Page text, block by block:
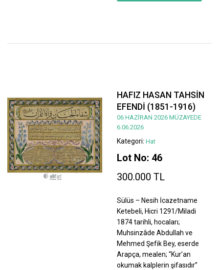
HAFIZ HASAN TAHSİN
EFENDİ (1851-1916)
06 HAZİRAN 2026 MÜZAYEDE
6.06.2026
Kategori: Hat
Lot No: 46
300.000 TL
Sülüs – Nesih İcazetname
Ketebeli, Hicri 1291/Miladi
1874 tarihli, hocaları;
Muhsinzâde Abdullah ve
Mehmed Şefik Bey, eserde
Arapça, mealen; “Kur’an
okumak kalplerin şifasıdır”